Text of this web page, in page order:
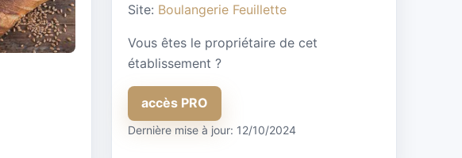
Site: Boulangerie Feuillette
Vous êtes le propriétaire de cet
établissement ?
accès PRO
Dernière mise à jour: 12/10/2024